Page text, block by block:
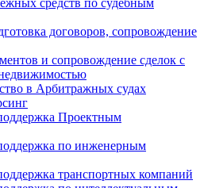
средств по судебным
договоров, сопровождение
и сопровождение сделок с
в Арбитражных судах
Проектным
по инженерным
транспортных компаний